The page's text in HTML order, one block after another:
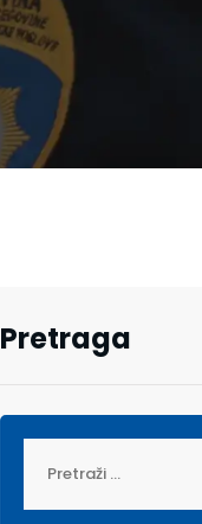
Pretraga